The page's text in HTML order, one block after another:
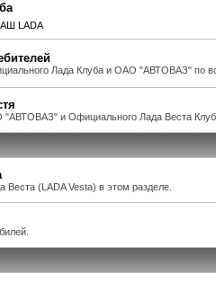
LADA
Лада Клуба и ОАО "АВТОВАЗ" по
и Официального Лада Веста
Веста (LADA Vesta) в этом разделе.